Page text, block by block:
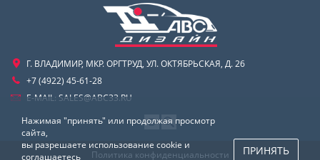
Г. ВЛАДИМИР, МКР. ОРГТРУД, УЛ. ОКТЯБРЬСКАЯ, Д. 26
+7 (4922) 45-61-28
E-MAIL: SALES@ABC33.RU
Политика конфиденциальности
Нажимая "принять" или продолжая просмотр
сайта,
вы разрешаете использование cookie и
соглашаетесь
ПРИНЯТЬ